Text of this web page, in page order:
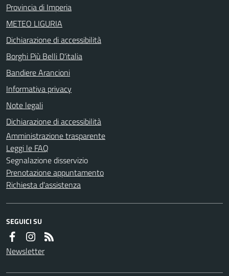
Provincia di Imperia
METEO LIGURIA
Dichiarazione di accessibilità
Borghi Più Belli D'italia
Bandiere Arancioni
Informativa privacy
Note legali
Dichiarazione di accessibilità
Amministrazione trasparente
Leggi le FAQ
Segnalazione disservizio
Prenotazione appuntamento
Richiesta d'assistenza
SEGUICI SU
Newsletter